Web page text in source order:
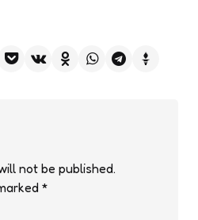
not be published.
*